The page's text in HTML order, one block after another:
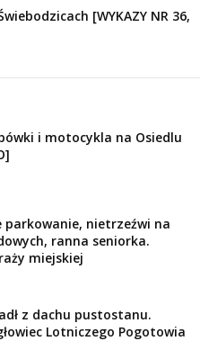
[WYKAZY NR 36,
i motocykla na Osiedlu
parkowanie, nietrzeźwi na
ranna seniorka.
miejskiej
z dachu pustostanu.
Lotniczego Pogotowia